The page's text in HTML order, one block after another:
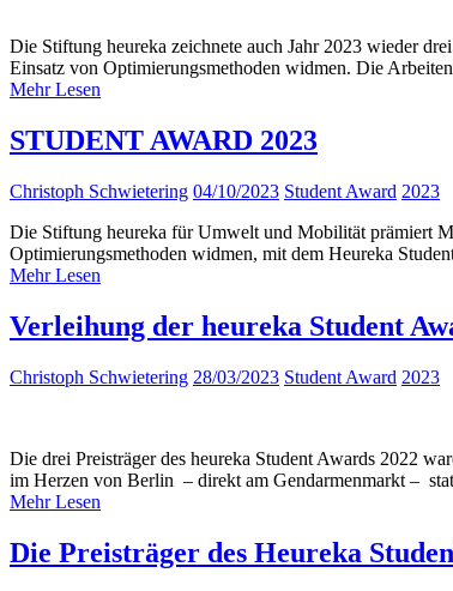
Die Stiftung heureka zeichnete auch Jahr 2023 wieder
Einsatz von Optimierungsmethoden widmen. Die
Mehr Lesen
STUDENT AWARD 2023
Christoph Schwietering 04/10/2023 Student Award 2023
Die Stiftung heureka für Umwelt und Mobilität prämiert
Optimierungsmethoden widmen, mit dem Heureka
Mehr Lesen
Verleihung der heureka Student
Christoph Schwietering 28/03/2023 Student Award 2023
Die drei Preisträger des heureka Student Awards 2022
im Herzen von Berlin – direkt am Gendarmenmarkt –
Mehr Lesen
Die Preisträger des Heureka